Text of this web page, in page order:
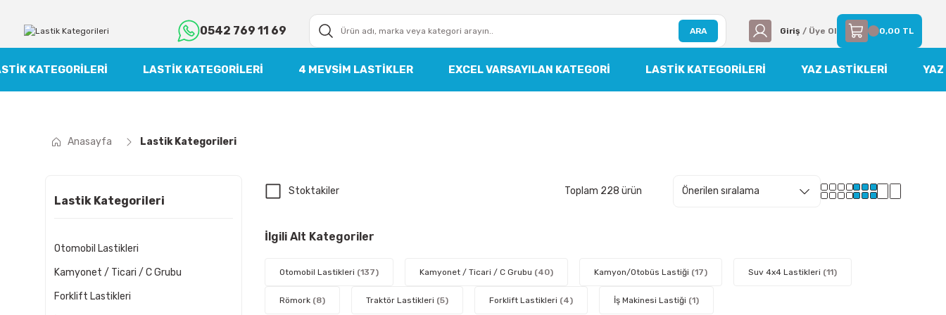
0542 769 11 69 ARA Giriş / Üye Ol 0,00 TL
KATEGORILERI LASTIK KATEGORILERI 4 MEVSIM LASTIKLER EXCEL VARSAYILAN KATEGORI LASTIK KATEGORILERI YAZ LASTİKLERİ
Anasayfa Lastik Kategorileri
Lastik Kategorileri
Otomobil Lastikleri
Kamyonet / Ticari / C Grubu
Forklift Lastikleri
Stoktakiler Toplam 228 ürün
İlgili Alt Kategoriler
Otomobil Lastikleri (137) Kamyonet / Ticari / C Grubu (40) Kamyon/Otobüs Lastiği (17) Suv 4x4 Lastikleri (11)
Römork (8) Traktör Lastikleri (5) Forklift Lastikleri (4) İş Makinesi Lastiği (1)